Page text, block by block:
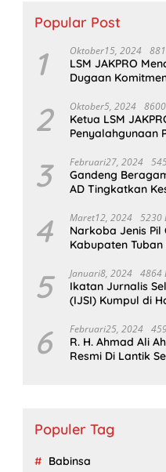
Popular Post
1 Oktober15, 2024
LSM JAKPRO
Dugaan
Sukapura
2 Oktober5, 2024
Ketua LSM
Penyalahgunaan
3 Februari27, 2024
Gandeng
AD Tingkatkan
4 Maret12, 2024 5230
Narkoba Jenis Pil
Kabupaten
Wajib Tau
5 Januari8, 2024 4864
Ikatan Jurnalis
(IJSI) Kumpul di
6 Februari25, 2024
R. H. Ahmad Ali
Resmi Di Lantik
Populer Tag
Babinsa